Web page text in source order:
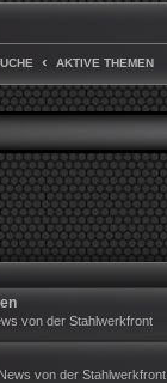
AKTIVE THEMEN
von der Stahlwerkfront
News von der Stahlwerkfront